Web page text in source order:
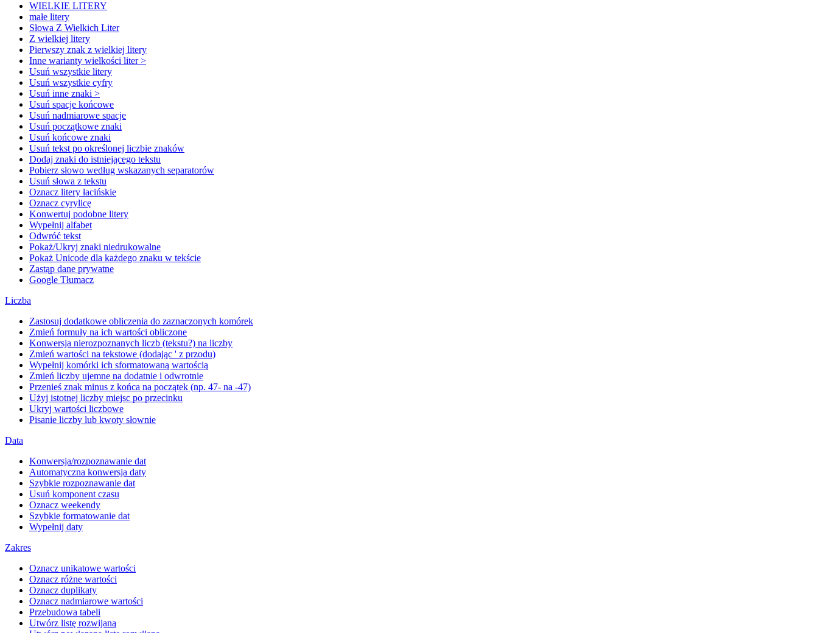
WIELKIE LITERY
małe litery
Słowa Z Wielkich Liter
Z wielkiej litery
Pierwszy znak z wielkiej litery
Inne warianty wielkości liter >
Usuń wszystkie litery
Usuń wszystkie cyfry
Usuń inne znaki >
Usuń spacje końcowe
Usuń nadmiarowe spacje
Usuń początkowe znaki
Usuń końcowe znaki
Usuń tekst po określonej liczbie znaków
Dodaj znaki do istniejącego tekstu
Pobierz słowo według wskazanych separatorów
Usuń słowa z tekstu
Oznacz litery łacińskie
Oznacz cyrylicę
Konwertuj podobne litery
Wypełnij alfabet
Odwróć tekst
Pokaż/Ukryj znaki niedrukowalne
Pokaż Unicode dla każdego znaku w tekście
Zastąp dane prywatne
Google Tłumacz
Liczba
Zastosuj dodatkowe obliczenia do zaznaczonych komórek
Zmień formuły na ich wartości obliczone
Konwersja nierozpoznanych liczb (tekstu?) na liczby
Zmień wartości na tekstowe (dodając ' z przodu)
Wypełnij komórki ich sformatowaną wartością
Zmień liczby ujemne na dodatnie i odwrotnie
Przenieś znak minus z końca na początek (np. 47- na -47)
Użyj istotnej liczby miejsc po przecinku
Ukryj wartości liczbowe
Pisanie liczby lub kwoty słownie
Data
Konwersja/rozpoznawanie dat
Automatyczna konwersja daty
Szybkie rozpoznawanie dat
Usuń komponent czasu
Oznacz weekendy
Szybkie formatowanie dat
Wypełnij daty
Zakres
Oznacz unikatowe wartości
Oznacz różne wartości
Oznacz duplikaty
Oznacz nadmiarowe wartości
Przebudowa tabeli
Utwórz listę rozwijaną